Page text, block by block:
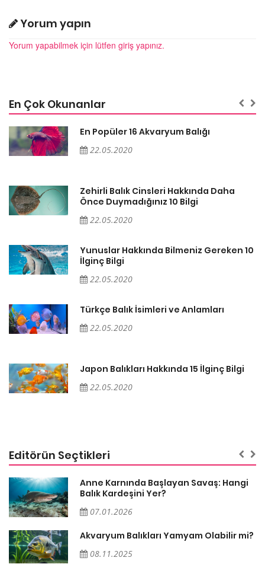
Yorum yapın
Yorum yapabilmek için lütfen giriş yapınız.
En Çok Okunanlar
En Popüler 16 Akvaryum Balığı
22.05.2020
Zehirli Balık Cinsleri Hakkında Daha
Önce Duymadığınız 10 Bilgi
22.05.2020
Yunuslar Hakkında Bilmeniz Gereken 10
İlginç Bilgi
22.05.2020
Türkçe Balık İsimleri ve Anlamları
22.05.2020
Japon Balıkları Hakkında 15 İlginç Bilgi
22.05.2020
Editörün Seçtikleri
Anne Karnında Başlayan Savaş: Hangi
Balık Kardeşini Yer?
07.01.2026
Akvaryum Balıkları Yamyam Olabilir mi?
08.11.2025